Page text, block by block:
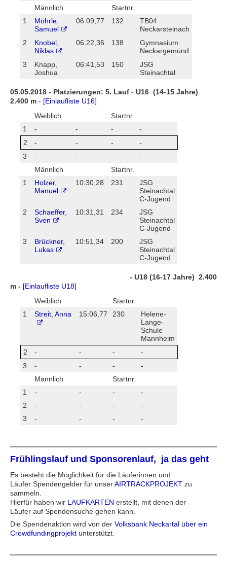
Männlich
Startnr.
1
Möhrle,
Samuel
06:09,77 132
TB04
Neckarsteinach
2
Knobel,
Niklas
06:22,36 138
Gymnasium
Neckargemünd
3
Knapp,
Joshua
06:41,53 150
JSG
Steinachtal
05.05.2018 - Platzierungen: 5. Lauf - U16 (14-15 Jahre)
2.400 m - [Einlaufliste U16]
Weiblich
Startnr.
1
- - -
-
2
- - -
-
3
- - -
-
Männlich
Startnr.
1
Holzer,
Manuel
10:30,28 231
JSG
Steinachtal
C-Jugend
2
Schaeffer,
Sven
10:31,31 234
JSG
Steinachtal
C-Jugend
3
Brückner,
Lukas
10:51,34 200
JSG
Steinachtal
C-Jugend
- U18 (16-17 Jahre) 2.400
m - [Einlaufliste U18]
Weiblich
Startnr.
1
Streit, Anna 15:06,77 230
Helene-
Lange-
Schule
Mannheim
2
- - -
-
3
- - -
-
Männlich
Startnr.
1
- - -
-
2
- - -
-
3
- - - -
Frühlingslauf und Sponsorenlauf, ja das geht
Es besteht die Möglichkeit für die Läuferinnen und
Läufer Spendengelder für unserAIRTRACKPROJEKT zu
sammeln.
Hierfür haben wir LAUFKARTEN erstellt, mit denen der
Läufer auf Spendensuche gehen kann.
Die Spendenaktion wird von der Volksbank Neckartal über ein
Crowdfundingprojekt unterstützt.